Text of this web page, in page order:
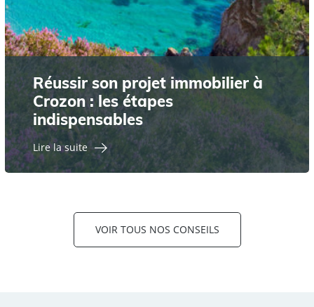
Réussir son projet immobilier à
Crozon : les étapes
indispensables
Lire la suite
VOIR TOUS NOS CONSEILS